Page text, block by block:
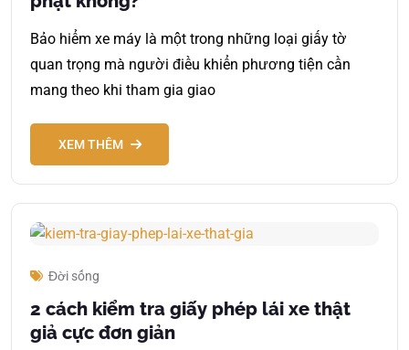
Bảo hiểm xe máy là một trong những loại giấy tờ
quan trọng mà người điều khiển phương tiện cần
mang theo khi tham gia giao
XEM THÊM
Đời sống
2 cách kiểm tra giấy phép lái xe thật
giả cực đơn giản